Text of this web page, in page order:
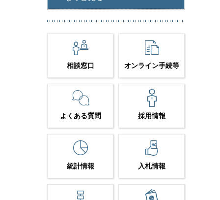
相談窓口 オンライン手続等
よくある質問 採用情報
統計情報 入札情報